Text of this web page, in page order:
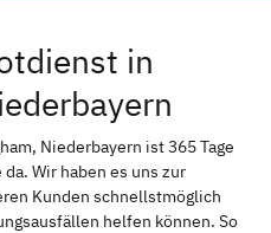
in
Niederbayern ist 365 Tage
Wir haben es uns zur
Kunden schnellstmöglich
helfen können. So